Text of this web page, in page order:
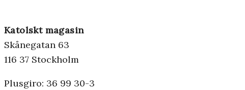
Katolskt magasin
Skånegatan 63
116 37 Stockholm
Plusgiro: 36 99 30-3